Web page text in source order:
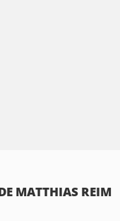
MATTHIAS REIM